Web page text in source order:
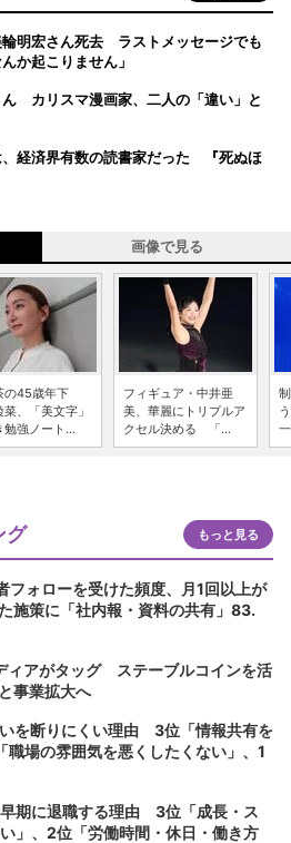
明宏さん死去 ラストメッセージでも
か起こりません」
カリスマ漫画家、二人の「違い」と
経済界有数の読書家だった 『死ぬほ
画像で見る
の45歳年下
、「美文字」
勉強ノート...
フィギュア・中井亜
美、華麗にトリプルア
クセル決める 「...
グ もっと見る
フォローを受けた頻度、月1回以上が
策に「社内報・資料の共有」83.
ィアがタッグ ステーブルコインを活
事業拡大へ
いを断りにくい理由 3位「情報共有を
職場の雰囲気を悪くしたくない」、1
期に退職する理由 3位「成長・ス
」、2位「労働時間・休日・働き方